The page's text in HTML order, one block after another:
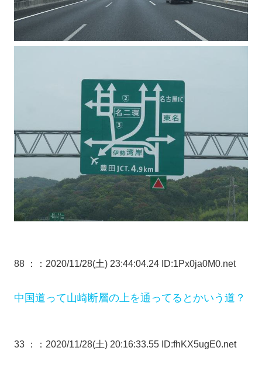
88 ： ：2020/11/28(土) 23:44:04.24 ID:1Px0ja0M0.net
中国道って山崎断層の上を通ってるとかいう道？
33 ： ：2020/11/28(土) 20:16:33.55 ID:fhKX5ugE0.net